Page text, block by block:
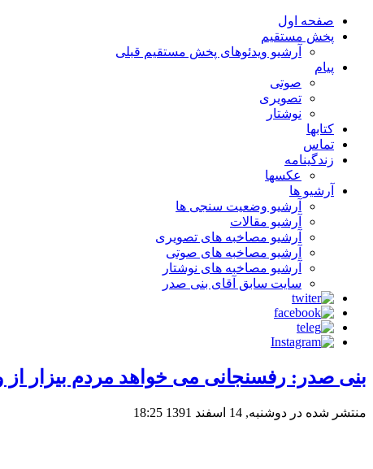
صفحه اول
پخش مستقیم
آرشیو ویدئوهای پخش مستقیم قبلی
پیام
صوتی
تصویری
نوشتار
کتابها
تماس
زندگینامه
عکسها
آرشیو ها
آرشیو وضعیت سنجی ها
آرشیو مقالات
آرشیو مصاخبه های تصویری
آرشیو مصاخبه های صوتی
آرشیو مصاخبه های نوشتار
سایت سابق آقای بنی صدر
بنی صدر: رفسنجانی می خواهد مردم بیزار از
منتشر شده در دوشنبه, 14 اسفند 1391 18:25